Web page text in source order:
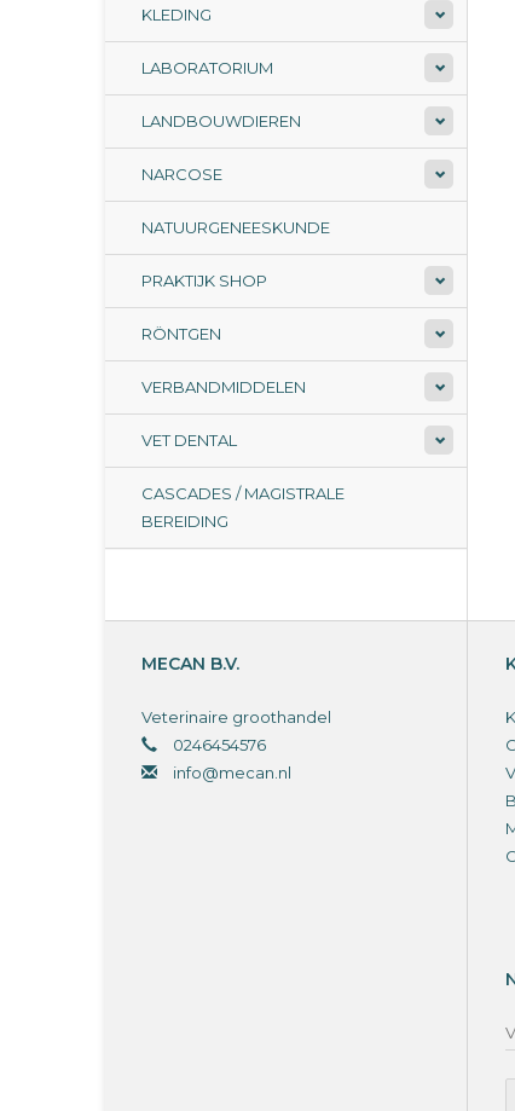
KLEDING
LABORATORIUM
LANDBOUWDIEREN
NARCOSE
NATUURGENEESKUNDE
PRAKTIJK SHOP
RÖNTGEN
VERBANDMIDDELEN
VET DENTAL
CASCADES / MAGISTRALE
BEREIDING
MECAN B.V.
Veterinaire groothandel
0246454576
info@mecan.nl